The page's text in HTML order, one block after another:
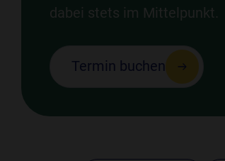
dabei stets im Mittelpunkt.
Termin buchen